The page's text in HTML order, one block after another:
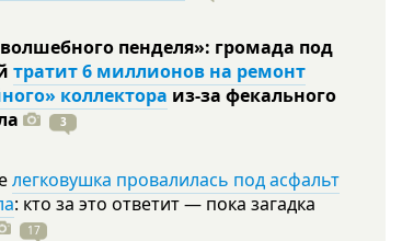
пенделя»: громада под
тратит 6 миллионов на ремонт
коллектора из-за фекального
3
легковушка провалилась под асфальт
: кто за это ответит — пока загадка
17